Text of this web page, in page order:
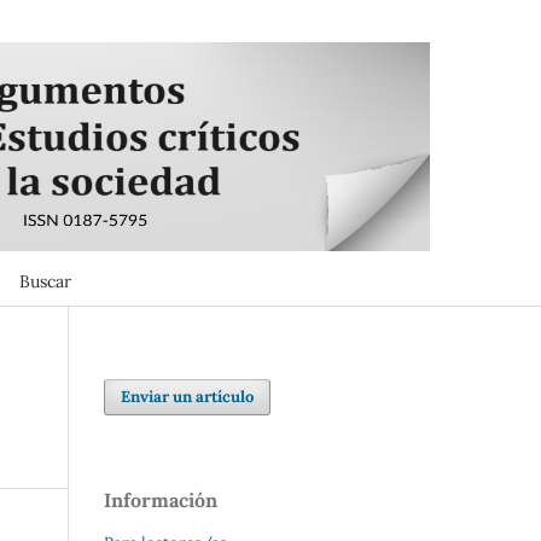
Buscar
Enviar un artículo
Información